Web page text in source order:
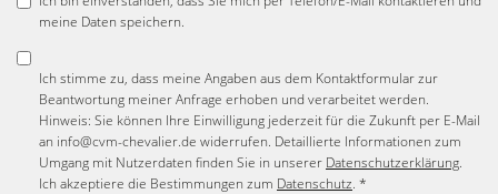
meine Daten speichern.
Ich stimme zu, dass meine Angaben aus dem Kontaktformular zur
Beantwortung meiner Anfrage erhoben und verarbeitet werden.
Hinweis: Sie können Ihre Einwilligung jederzeit für die Zukunft per E-Mail
an info@cvm-chevalier.de widerrufen. Detaillierte Informationen zum
Umgang mit Nutzerdaten finden Sie in unserer Datenschutzerklärung.
Ich akzeptiere die Bestimmungen zum Datenschutz. *